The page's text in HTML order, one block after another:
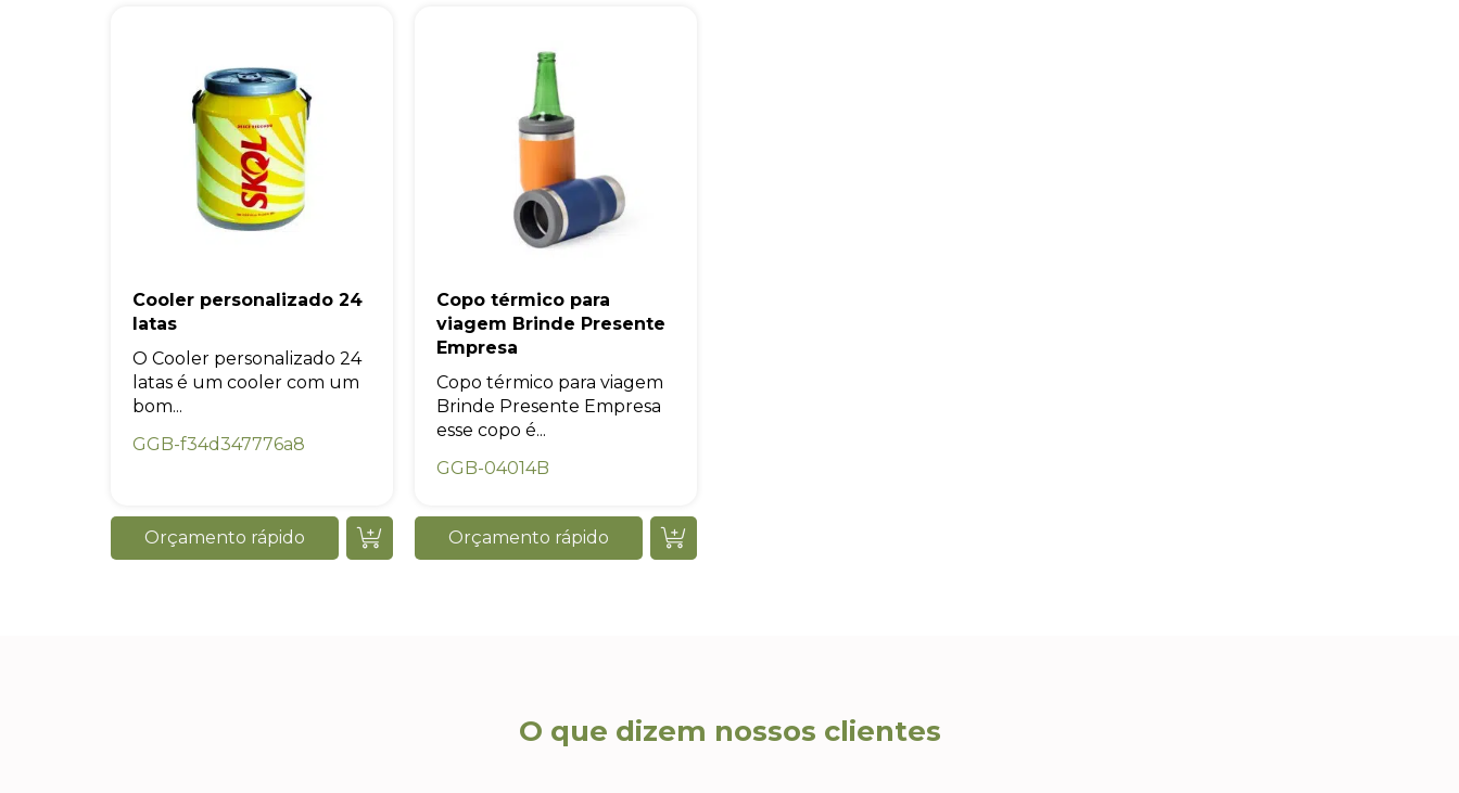
Cooler personalizado 24
latas
O Cooler personalizado 24
latas é um cooler com um
bom...
GGB-f34d347776a8
Orçamento rápido
Copo térmico para
viagem Brinde Presente
Empresa
Copo térmico para viagem
Brinde Presente Empresa
esse copo é...
GGB-04014B
Orçamento rápido
O que dizem nossos clientes
Eu concordo em receber comunicações.
A nossa empresa está comprometida a proteger e respeitar sua
marketing. Você pode alterar suas preferências a qualquer
momento.